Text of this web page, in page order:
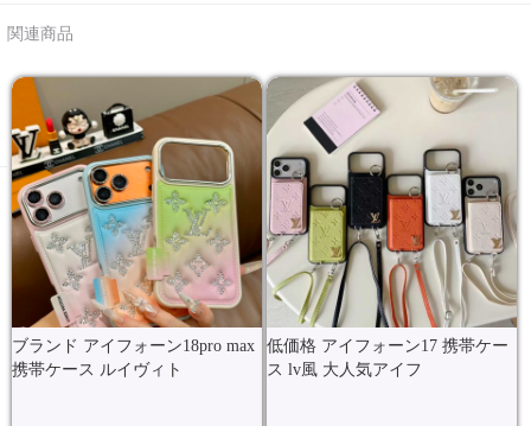
関連商品
ブランド アイフォーン18pro max
携帯ケース ルイヴィト
低価格 アイフォーン17 携帯ケー
ス lv風 大人気アイフ